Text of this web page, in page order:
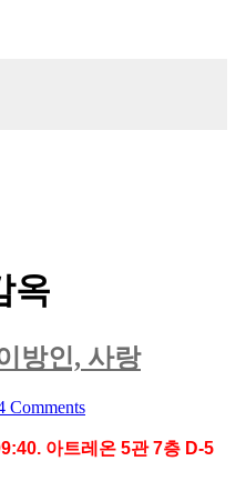
옥
방인, 사랑
Comments
아트레온 5관 7층 D-5